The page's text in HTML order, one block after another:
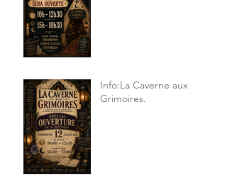
Info:La Caverne aux
Grimoires.